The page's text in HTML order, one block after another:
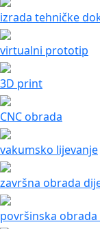
izrada tehničke
virtualni prototip
3D print
CNC obrada
vakumsko lijevanje
završna obrada
površinska obrada